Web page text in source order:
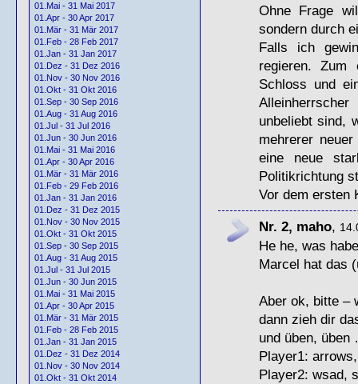
01.Mai - 31 Mai 2017
01.Apr - 30 Apr 2017
01.Mär - 31 Mär 2017
01.Feb - 28 Feb 2017
01.Jan - 31 Jan 2017
01.Dez - 31 Dez 2016
01.Nov - 30 Nov 2016
01.Okt - 31 Okt 2016
01.Sep - 30 Sep 2016
01.Aug - 31 Aug 2016
01.Jul - 31 Jul 2016
01.Jun - 30 Jun 2016
01.Mai - 31 Mai 2016
01.Apr - 30 Apr 2016
01.Mär - 31 Mär 2016
01.Feb - 29 Feb 2016
01.Jan - 31 Jan 2016
01.Dez - 31 Dez 2015
01.Nov - 30 Nov 2015
01.Okt - 31 Okt 2015
01.Sep - 30 Sep 2015
01.Aug - 31 Aug 2015
01.Jul - 31 Jul 2015
01.Jun - 30 Jun 2015
01.Mai - 31 Mai 2015
01.Apr - 30 Apr 2015
01.Mär - 31 Mär 2015
01.Feb - 28 Feb 2015
01.Jan - 31 Jan 2015
01.Dez - 31 Dez 2014
01.Nov - 30 Nov 2014
01.Okt - 31 Okt 2014
Ohne Frage
sondern durch
Falls ich
regieren. Zum
Schloss und
unbeliebt sind,
mehrerer
eine neue
Politikrichtung
Vor dem ersten
Nr. 2, maho,
He he, was
Marcel hat das
Aber ok, bitte –
dann zieh dir
und üben,
Player1:
Player2: wsad,